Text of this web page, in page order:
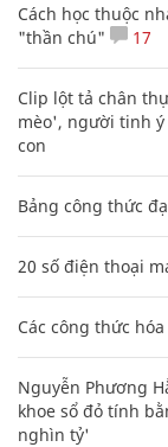
Cách học thuộc
"thần chú"
17
Clip lột tả chân
mèo', người tinh
con
Bảng công thức
20 số điện thoại
Các công thức
Nguyễn Phương
khoe sổ đỏ tính
nghìn tỷ'